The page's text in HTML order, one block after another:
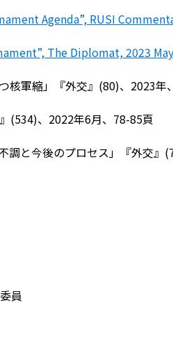
Agenda”, RUSI
The Diplomat, 2023 May
核軍縮」『外交』(80)、2023
(534)、2022年6月、78-85頁
調と今後のプロセス」『外交』
員